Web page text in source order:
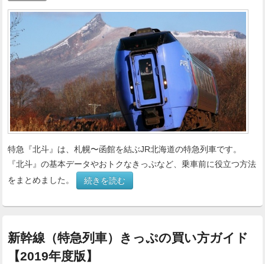
特急『北斗』は、札幌〜函館を結ぶJR北海道の特急列車です。
『北斗』の基本データやおトクなきっぷなど、乗車前に役立つ方法
をまとめました。
続きを読む
新幹線（特急列車）きっぷの買い方ガイド
【2019年度版】